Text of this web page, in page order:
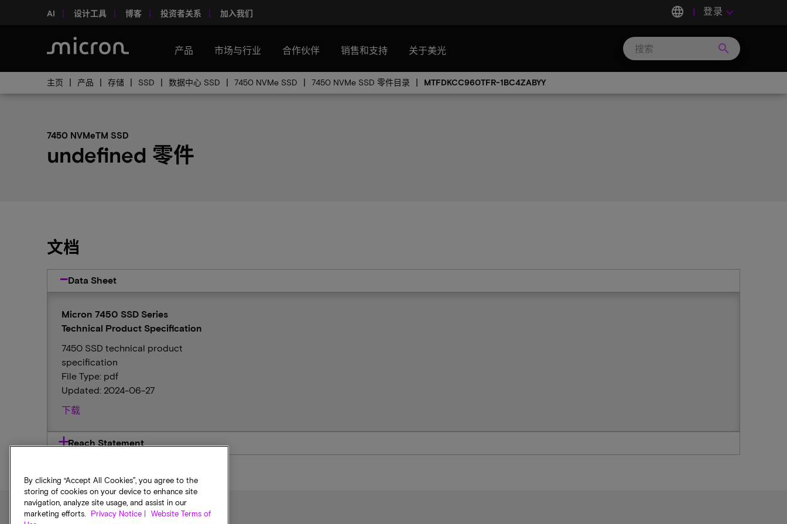
AI 设计工具 博客 投资者关系 加入我们 language 登录 keyboard_arrow_down
产品 市场与行业 合作伙伴 销售和支持 关于美光 search
主页 产品 存储 SSD 数据中心 SSD 7450 NVMe SSD 7450 NVMe SSD 零件目录 MTFDKCC960TFR-1BC4ZABYY
7450 NVMeTM SSD
undefined 零件
文档
Data Sheet
Micron 7450 SSD Series
Technical Product Specification
7450 SSD technical product
specification
File Type: pdf
Updated: 2024-06-27
下载
Reach Statement
By clicking “Accept All Cookies”, you agree to the
storing of cookies on your device to enhance site
navigation, analyze site usage, and assist in our
marketing efforts.
Privacy Notice |
Website Terms of